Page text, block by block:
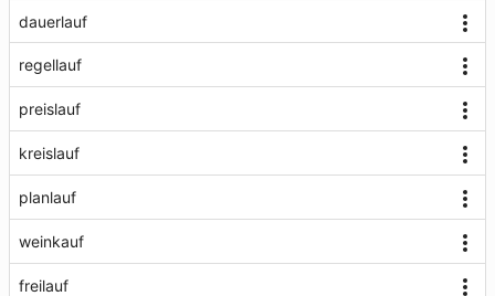
dauerlauf
regellauf
preislauf
kreislauf
planlauf
weinkauf
freilauf